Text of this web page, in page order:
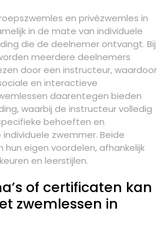
en privézwemles in
in de mate van individuele
die de deelnemer ontvangt. Bij
meerdere deelnemers
door een instructeur, waardoor
en interactieve
daarentegen bieden
waarbij de instructeur volledig
behoeften en
zwemmer. Beide
eigen voordelen, afhankelijk
en leerstijlen.
of certificaten kan
zwemlessen in